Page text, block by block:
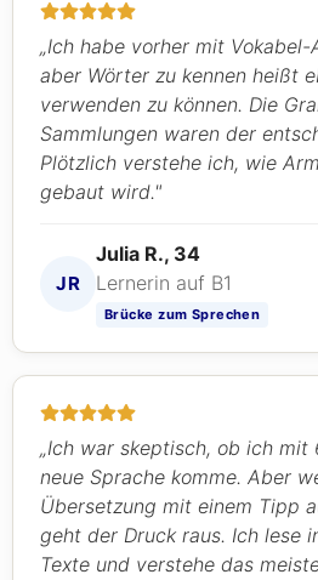
„Ich habe vorher mit
aber Wörter zu kennen heißt
verwenden zu können. Die
Sammlungen waren der
Plötzlich verstehe ich, wie
gebaut wird."
JR
Julia R., 34
Lernerin auf B1
Brücke zum Sprechen
„Ich war skeptisch, ob ich mit
neue Sprache komme. Aber
Übersetzung mit einem Tipp
geht der Druck raus. Ich lese
Texte und verstehe das